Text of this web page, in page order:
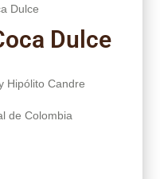
Dulce
Dulce
Hipólito Candre
de Colombia